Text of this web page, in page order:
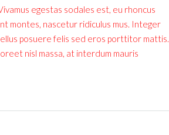
egestas sodales est, eu rhoncus
montes, nascetur ridiculus mus. Integer
posuere felis sed eros porttitor mattis.
nisl massa, at interdum mauris